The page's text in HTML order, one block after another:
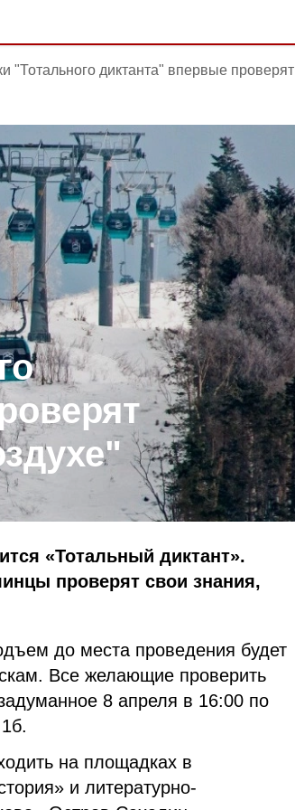
"Тотального диктанта" впервые проверят
«Тотальный диктант».
проверят свои знания,
до места проведения будет
Все желающие проверить
8 апреля в 16:00 по
на площадках в
и литературно-